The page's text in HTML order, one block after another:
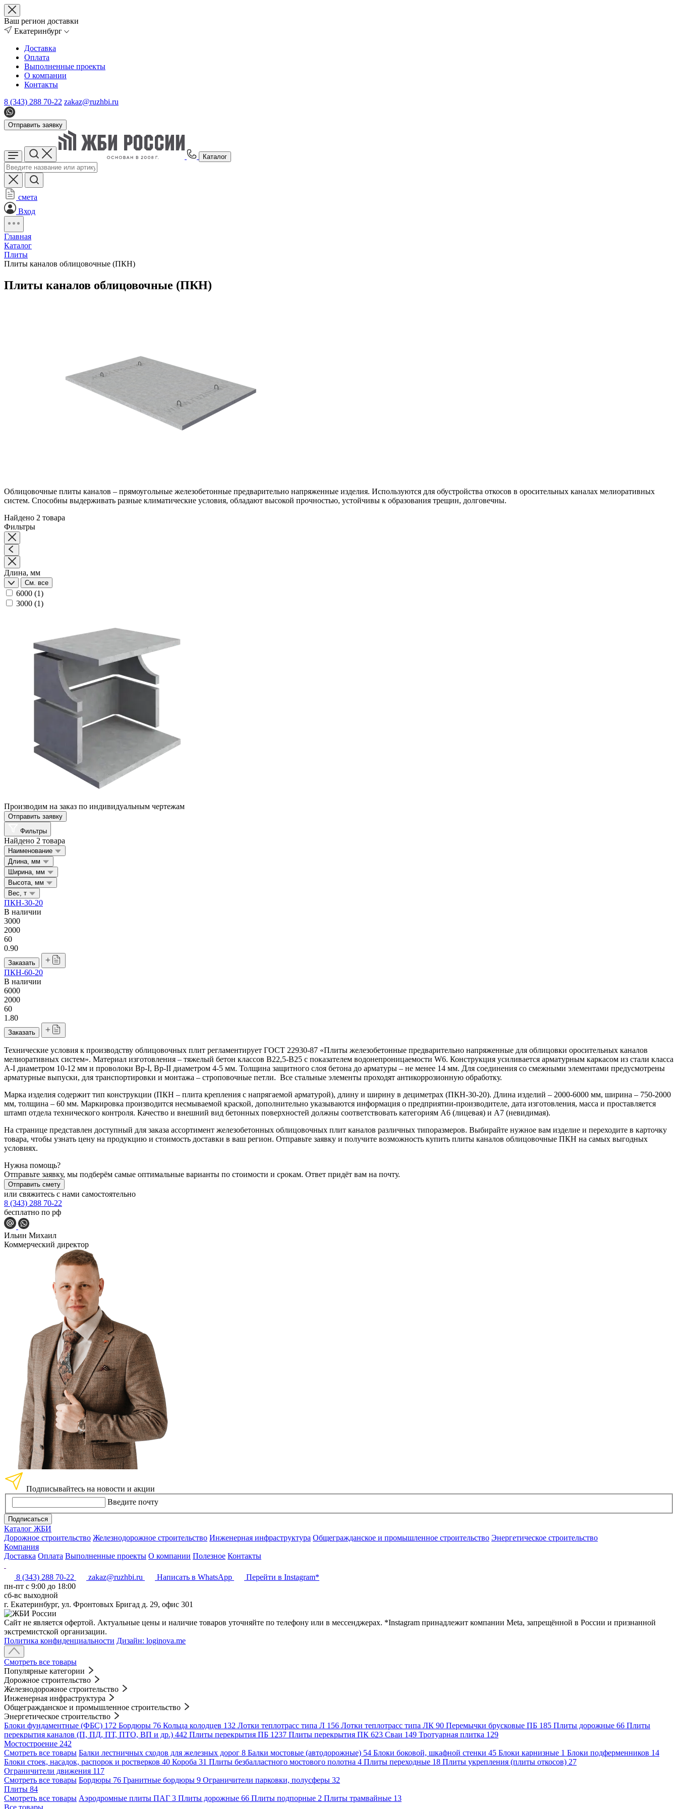
Ваш регион доставки
Екатеринбург
Доставка
Оплата
Выполненные проекты
О компании
Контакты
8 (343) 288 70-22 zakaz@ruzhbi.ru
Отправить заявку
Каталог
смета
Вход
Главная
Каталог
Плиты
Плиты каналов облицовочные (ПКН)
Плиты каналов облицовочные (ПКН)
Облицовочные плиты каналов – прямоугольные железобетонные предварительно напряженные изделия. Используются для обустройства откосов в оросительных каналах мелиоративных
систем. Способны выдерживать разные климатические условия, обладают высокой прочностью, устойчивы к образования трещин, долговечны.
Найдено 2 товара
Фильтры
Длина, мм
См. все
6000 (1)
3000 (1)
Производим на заказ по индивидуальным чертежам
Отправить заявку
Фильтры
Найдено 2 товара
Наименование
Длина, мм
Ширина, мм
Высота, мм
Вес, т
ПКН-30-20
В наличии
3000
2000
60
0.90
Заказать
ПКН-60-20
В наличии
6000
2000
60
1.80
Заказать
Технические условия к производству облицовочных плит регламентирует ГОСТ 22930-87 «Плиты железобетонные предварительно напряженные для облицовки оросительных каналов
мелиоративных систем». Материал изготовления – тяжелый бетон классов В22,5-В25 с показателем водонепроницаемости W6. Конструкция усиливается арматурным каркасом из стали класса
A-I диаметром 10-12 мм и проволоки Вр-I, Вр-II диаметром 4-5 мм. Толщина защитного слоя бетона до арматуры – не менее 14 мм. Для соединения со смежными элементами предусмотрены
арматурные выпуски, для транспортировки и монтажа – строповочные петли. Все стальные элементы проходят антикоррозионную обработку.
Марка изделия содержит тип конструкции (ПКН – плита крепления с напрягаемой арматурой), длину и ширину в дециметрах (ПКН-30-20). Длина изделий – 2000-6000 мм, ширина – 750-2000
мм, толщина – 60 мм. Маркировка производится несмываемой краской, дополнительно указываются информация о предприятии-производителе, дата изготовления, масса и проставляется
штамп отдела технического контроля. Качество и внешний вид бетонных поверхностей должны соответствовать категориям А6 (лицевая) и А7 (невидимая).
На странице представлен доступный для заказа ассортимент железобетонных облицовочных плит каналов различных типоразмеров. Выбирайте нужное вам изделие и переходите в карточку
товара, чтобы узнать цену на продукцию и стоимость доставки в ваш регион. Отправьте заявку и получите возможность купить плиты каналов облицовочные ПКН на самых выгодных
условиях.
Нужна помощь?
Отправьте заявку, мы подберём самые оптимальные варианты по стоимости и срокам. Ответ придёт вам на почту.
Отправить смету
или свяжитесь с нами самостоятельно
8 (343) 288 70-22
бесплатно по рф
Ильин Михаил
Коммерческий директор
Подписывайтесь на новости и акции
Введите почту
Подписаться
Каталог ЖБИ
Дорожное строительство Железнодорожное строительство Инженерная инфраструктура Общегражданское и промышленное строительство Энергетическое строительство
Компания
Доставка Оплата Выполненные проекты О компании Полезное Контакты
8 (343) 288 70-22 zakaz@ruzhbi.ru Написать в WhatsApp
Перейти в Instagram*
пн-пт c 9:00 до 18:00
сб-вс выходной
г. Екатеринбург, ул. Фронтовых Бригад д. 29, офис 301
Сайт не является офертой. Актуальные цены и наличие товаров уточняйте по телефону или в мессенджерах. *Instagram принадлежит компании Meta, запрещённой в России и признанной
экстремистской организации.
Политика конфиденциальности Дизайн: loginova.me
Смотреть все товары
Популярные категории
Дорожное строительство
Железнодорожное строительство
Инженерная инфраструктура
Общегражданское и промышленное строительство
Энергетическое строительство
Блоки фундаментные (ФБС) 172 Бордюры 76 Кольца колодцев 132 Лотки теплотрасс типа Л 156 Лотки теплотрасс типа ЛК 90 Перемычки брусковые ПБ 185 Плиты дорожные 66 Плиты
перекрытия каналов (П, ПД, ПТ, ПТО, ВП и др.) 442 Плиты перекрытия ПБ 1237 Плиты перекрытия ПК 623 Сваи 149 Тротуарная плитка 129
Мостостроение 242
Смотреть все товары Балки лестничных сходов для железных дорог 8 Балки мостовые (автодорожные) 54 Блоки боковой, шкафной стенки 45 Блоки карнизные 1 Блоки подферменников 14
Блоки стоек, насадок, распорок и ростверков 40 Короба 31 Плиты безбалластного мостового полотна 4 Плиты переходные 18 Плиты укрепления (плиты откосов) 27
Ограничители движения 117
Смотреть все товары Бордюры 76 Гранитные бордюры 9 Ограничители парковки, полусферы 32
Плиты 84
Смотреть все товары Аэродромные плиты ПАГ 3 Плиты дорожные 66 Плиты подпорные 2 Плиты трамвайные 13